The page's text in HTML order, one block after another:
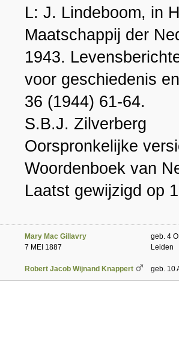
L: J. Lindeboom, in
Maatschappij der
1943.
voor geschiedenis
36 (1944) 61-64.
S.B.J. Zilverberg
Oorspronkelijke
Woordenboek van
Laatst gewijzigd op
Mary Mac Gillavry
geb. 4
7 MEI 1887
Leiden
Robert Jacob Wijnand Knappert
geb. 10